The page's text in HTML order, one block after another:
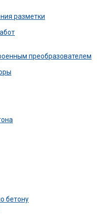
разметки
преобразователем
бетону